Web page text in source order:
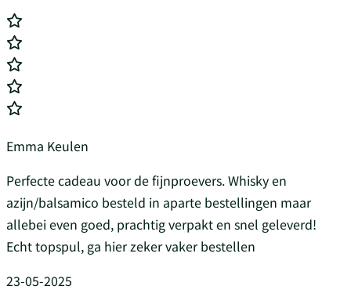
Emma Keulen
Perfecte cadeau voor de fijnproevers. Whisky en
azijn/balsamico besteld in aparte bestellingen maar
allebei even goed, prachtig verpakt en snel geleverd!
Echt topspul, ga hier zeker vaker bestellen
23-05-2025